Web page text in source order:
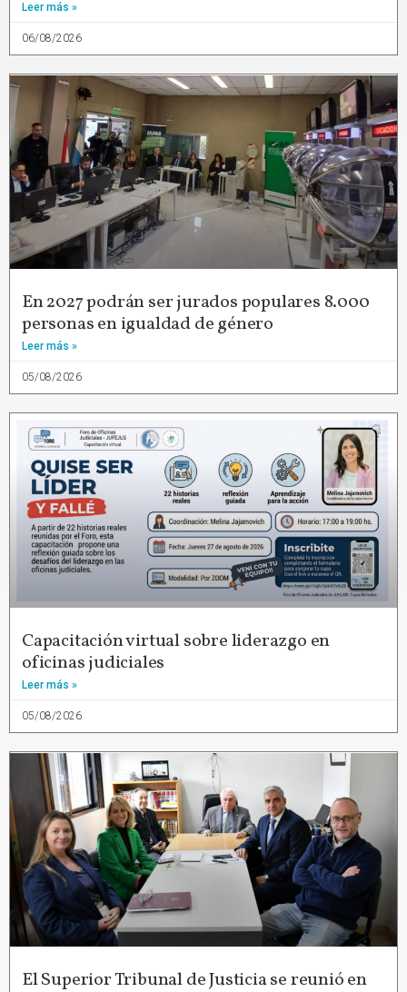
Leer más »
06/08/2026
En 2027 podrán ser jurados populares 8.000
personas en igualdad de género
Leer más »
05/08/2026
Capacitación virtual sobre liderazgo en
oficinas judiciales
Leer más »
05/08/2026
El Superior Tribunal de Justicia se reunió en